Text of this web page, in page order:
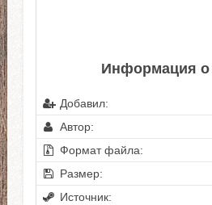
Информация
Добавил:
Автор:
Формат файла:
Размер:
Источник: